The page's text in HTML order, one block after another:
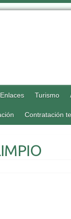
Enlaces Turismo
Contratación